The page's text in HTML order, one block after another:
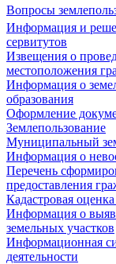
Вопросы
Информация и
сервитутов
Извещения о
местоположения
Информация о
образования
Оформление
Землепользование
Муниципальный
Информация о
Перечень
предоставления
Кадастровая
Информация о
земельных участков
Информационная
деятельности